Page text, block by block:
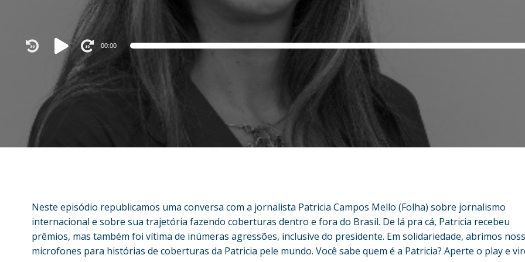
Audio
Player
00:00
Neste episódio republicamos uma conversa com a jornalista Patricia Campos Mello (Folha) sobre jornalismo
internacional e sobre sua trajetória fazendo coberturas dentro e fora do Brasil. De lá pra cá, Patricia recebeu
prêmios, mas também foi vítima de inúmeras agressões, inclusive do presidente. Em solidariedade, abrimos
microfones para histórias de coberturas da Patricia pele mundo. Você sabe quem é a Patricia? Aperte o play e